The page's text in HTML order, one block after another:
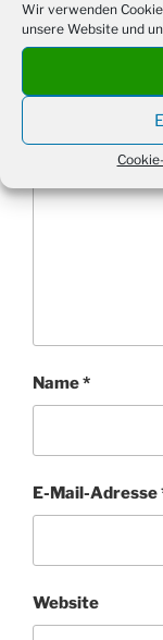
Wir verwenden
unsere Website und
Deine E-Mail-
Erforderliche
Kommentar*
Name*
E-Mail-Adresse
Website